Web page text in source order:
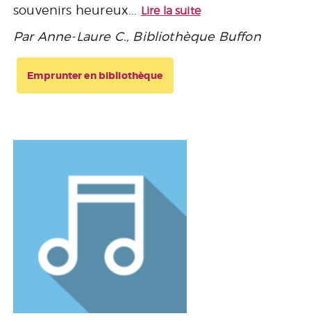
souvenirs heureux...
Lire la suite
Par Anne-Laure C., Bibliothèque Buffon
Emprunter en bibliothèque